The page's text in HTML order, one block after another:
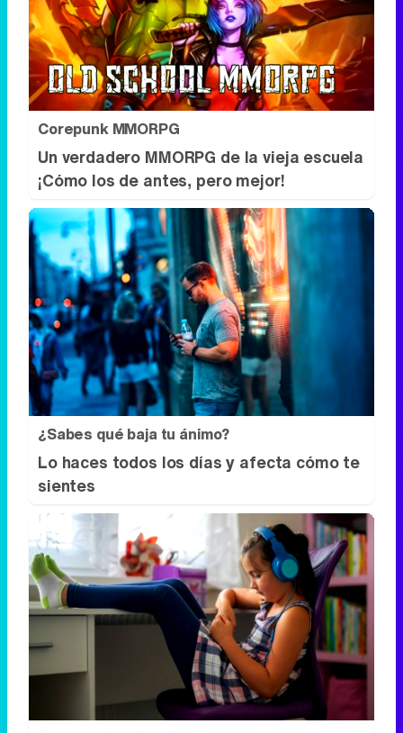
Corepunk MMORPG
Un verdadero MMORPG de la vieja escuela
¡Cómo los de antes, pero mejor!
¿Sabes qué baja tu ánimo?
Lo haces todos los días y afecta cómo te
sientes